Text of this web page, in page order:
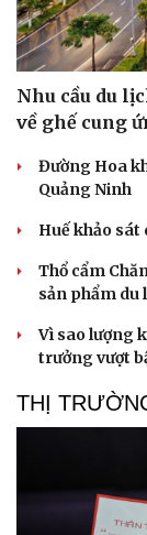
Nam khoa
Làm đẹp - giảm
Phòng mạch
Nhu cầu du
về ghế cung
Đường Hoa
Quảng Ninh
Huế khảo
Thổ cẩm
sản phẩm du
Vì sao lượng
trưởng vượt
THỊ